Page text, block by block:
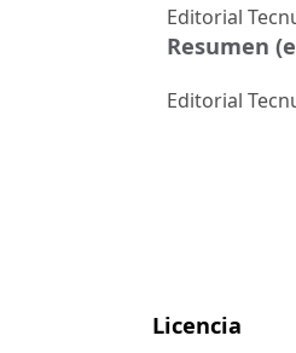
Editorial
Resumen
Editorial
Licencia